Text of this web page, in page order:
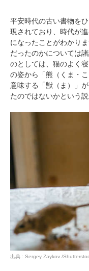
平安時代の古い書物を
現されており、時代が
になったことがわかり
だったのかについては
のとしては、猫のよく
の姿から「熊（くま・
意味する「獣（ま）」
たのではないかという説
出典 : Sergey Zaykov /